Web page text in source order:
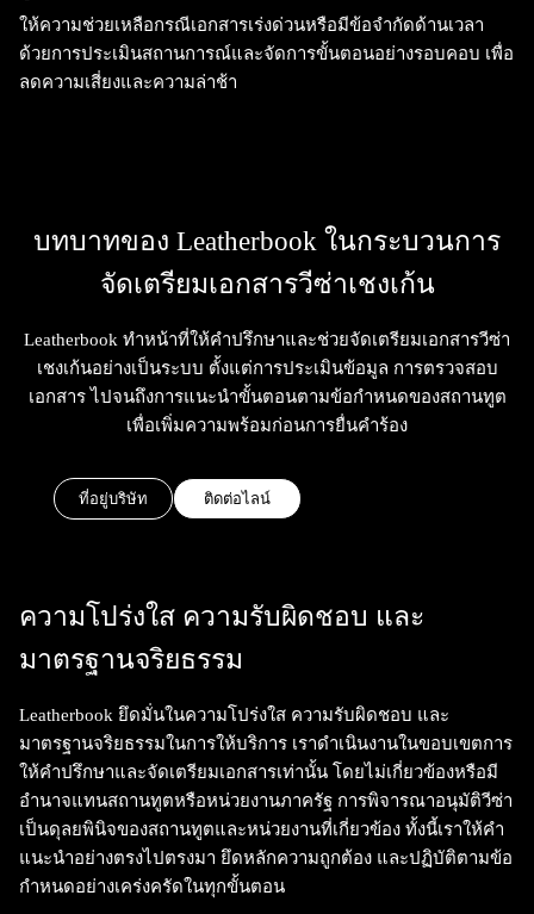
ให้ความช่วยเหลือกรณีเอกสารเร่งด่วนหรือมีข้อจำกัดด้านเวลา
ด้วยการประเมินสถานการณ์และจัดการขั้นตอนอย่างรอบคอบ เพื่อ
ลดความเสี่ยงและความล่าช้า
บทบาทของ Leatherbook ในกระบวนการ
จัดเตรียมเอกสารวีซ่าเชงเก้น
Leatherbook ทำหน้าที่ให้คำปรึกษาและช่วยจัดเตรียมเอกสารวีซ่า
เชงเก้นอย่างเป็นระบบ ตั้งแต่การประเมินข้อมูล การตรวจสอบ
เอกสาร ไปจนถึงการแนะนำขั้นตอนตามข้อกำหนดของสถานทูต
เพื่อเพิ่มความพร้อมก่อนการยื่นคำร้อง
ที่อยู่บริษัท ติดต่อไลน์
ความโปร่งใส ความรับผิดชอบ และ
มาตรฐานจริยธรรม
Leatherbook ยึดมั่นในความโปร่งใส ความรับผิดชอบ และ
มาตรฐานจริยธรรมในการให้บริการ เราดำเนินงานในขอบเขตการ
ให้คำปรึกษาและจัดเตรียมเอกสารเท่านั้น โดยไม่เกี่ยวข้องหรือมี
อำนาจแทนสถานทูตหรือหน่วยงานภาครัฐ การพิจารณาอนุมัติวีซ่า
เป็นดุลยพินิจของสถานทูตและหน่วยงานที่เกี่ยวข้อง ทั้งนี้เราให้คำ
แนะนำอย่างตรงไปตรงมา ยึดหลักความถูกต้อง และปฏิบัติตามข้อ
กำหนดอย่างเคร่งครัดในทุกขั้นตอน